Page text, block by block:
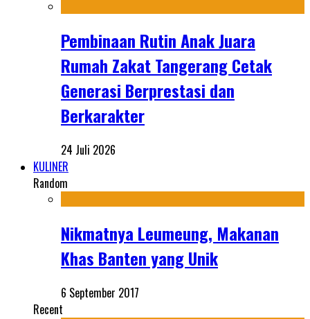
Pembinaan Rutin Anak Juara
Rumah Zakat Tangerang Cetak
Generasi Berprestasi dan
Berkarakter
24 Juli 2026
KULINER
Random
Nikmatnya Leumeung, Makanan
Khas Banten yang Unik
6 September 2017
Recent